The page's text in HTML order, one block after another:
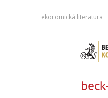
ekonomická literatura